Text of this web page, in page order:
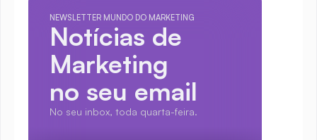
NEWSLETTER MUNDO DO MARKETING
Notícias de
Marketing
no seu email
No seu inbox, toda quarta-feira.